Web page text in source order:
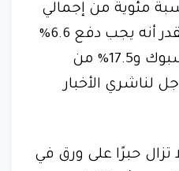
مئوية من إجمالي
إيرادات الإعلانات فإننا نقدر أنه يجب دفع 6.6%
من إيرادات إعلانات فيسبوك و17.5% من
لناشري الأخبار
تزال حبرًا على ورق في